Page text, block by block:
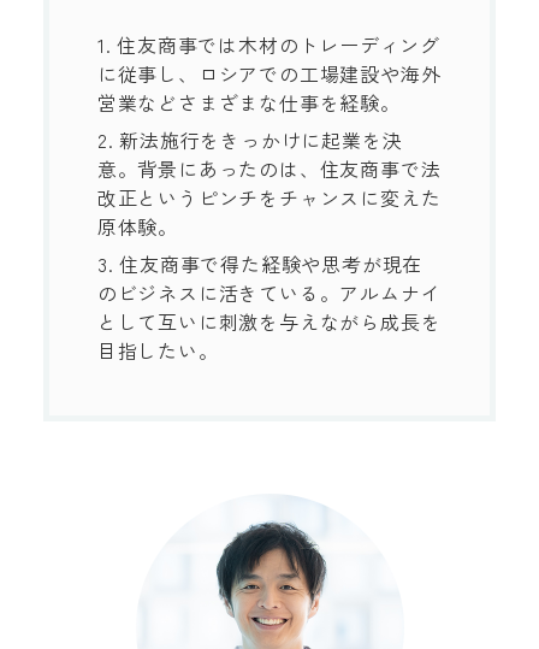
1. 住友商事では木材のトレーディング
に従事し、ロシアでの工場建設や海外
営業などさまざまな仕事を経験。
2. 新法施行をきっかけに起業を決
意。背景にあったのは、住友商事で法
改正というピンチをチャンスに変えた
原体験。
3. 住友商事で得た経験や思考が現在
のビジネスに活きている。アルムナイ
として互いに刺激を与えながら成長を
目指したい。